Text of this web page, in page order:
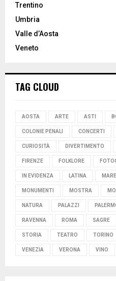
Trentino
Umbria
Valle d’Aosta
Veneto
TAG CLOUD
AOSTA ARTE ASTI
COLONIE PENALI CONCERTI
CURIOSITÀ DIVERTIMENTO
FIRENZE FOLKLORE
IN EVIDENZA LATINA MARE
MONUMENTI MOSTRA
NATURA PALAZZI
RAVENNA ROMA SAGRE
STORIA TEATRO TORINO
VENEZIA VERONA VINO